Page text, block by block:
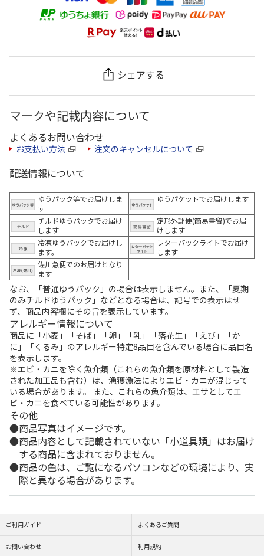
シェアする
マークや記載内容について
よくあるお問い合わせ
お支払い方法 注文のキャンセルについて
配送情報について
ゆうパック等でお届けしま
す
ゆうパケットでお届けします
チルドゆうパックでお届け
します
定形外郵便(簡易書留)でお届
けします
冷凍ゆうパックでお届けし
ます。
レターパックライトでお届け
します
佐川急便でのお届けとなり
ます
なお、「普通ゆうパック」の場合は表示しません。また、「夏期
のみチルドゆうパック」などとなる場合は、記号での表示はせ
ず、商品内容欄にその旨を表示しています。
アレルギー情報について
商品に「小麦」「そば」「卵」「乳」「落花生」「えび」「か
に」「くるみ」のアレルギー特定8品目を含んでいる場合に品目名
を表示します。
※エビ・カニを除く魚介類（これらの魚介類を原材料として製造
された加工品も含む）は、漁獲漁法によりエビ・カニが混じって
いる場合があります。 また、これらの魚介類は、エサとしてエ
ビ・カニを食べている可能性があります。
その他
商品写真はイメージです。
商品内容として記載されていない「小道具類」はお届け
する商品に含まれておりません。
商品の色は、ご覧になるパソコンなどの環境により、実
際と異なる場合があります。
ご利用ガイド よくあるご質問
お問い合わせ 利用規約